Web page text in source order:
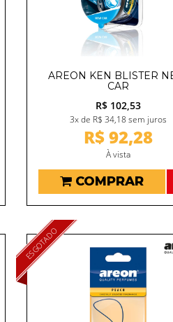
AREON KEN BLISTER
CAR
R$ 102,53
3x de R$ 34,18 sem juros
R$ 92,28
À vista
COMPRAR
ESGOTADO